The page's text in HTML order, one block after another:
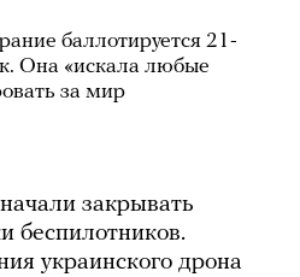
баллотируется 21-
Она «искала любые
за мир
закрывать
беспилотников.
украинского дрона